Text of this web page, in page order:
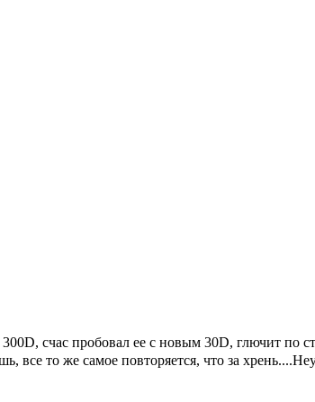
счас пробовал ее с новым 30D, глючит по
то же самое повторяется, что за